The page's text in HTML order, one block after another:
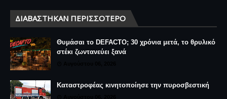
ΔΙΑΒΆΣΤΗΚΑΝ ΠΕΡΙΣΣΌΤΕΡΟ
Θυμάσαι το DEFACTO; 30 χρόνια μετά, το θρυλικό
στέκι ζωντανεύει ξανά
Καταστροφέας κινητοποίησε την πυροσβεστική